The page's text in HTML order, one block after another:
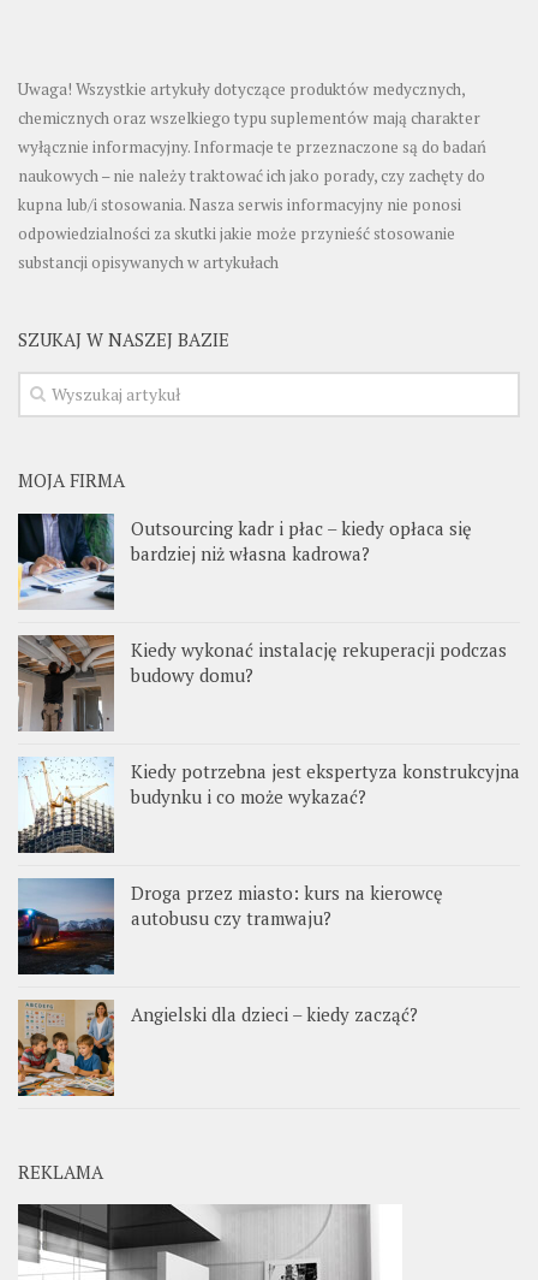
Uwaga! Wszystkie artykuły dotyczące produktów medycznych,
chemicznych oraz wszelkiego typu suplementów mają charakter
wyłącznie informacyjny. Informacje te przeznaczone są do badań
naukowych – nie należy traktować ich jako porady, czy zachęty do
kupna lub/i stosowania. Nasza serwis informacyjny nie ponosi
odpowiedzialności za skutki jakie może przynieść stosowanie
substancji opisywanych w artykułach
SZUKAJ W NASZEJ BAZIE
MOJA FIRMA
Outsourcing kadr i płac – kiedy opłaca się
bardziej niż własna kadrowa?
Kiedy wykonać instalację rekuperacji podczas
budowy domu?
Kiedy potrzebna jest ekspertyza konstrukcyjna
budynku i co może wykazać?
Droga przez miasto: kurs na kierowcę
autobusu czy tramwaju?
Angielski dla dzieci – kiedy zacząć?
REKLAMA